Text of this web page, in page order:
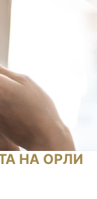
НА ОРЛИ